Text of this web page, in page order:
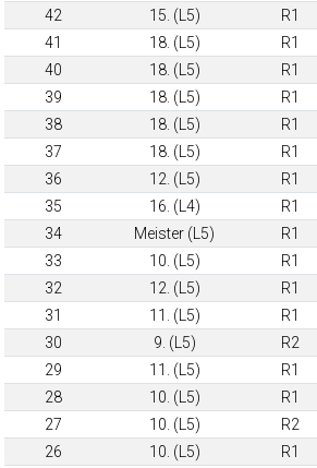
42
15. (L5) R1
41
18. (L5) R1
40
18. (L5) R1
39
18. (L5) R1
38
18. (L5) R1
37
18. (L5) R1
36
12. (L5) R1
35
16. (L4) R1
34
Meister (L5) R1
33
10. (L5) R1
32
12. (L5) R1
31
11. (L5) R1
30
9. (L5) R2
29
11. (L5) R1
28
10. (L5) R1
27
10. (L5) R2
26
10. (L5) R1